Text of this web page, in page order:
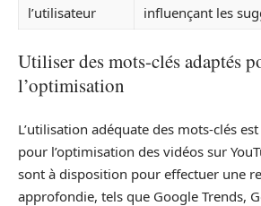
l’utilisateur
influençant les
Utiliser des mots-clés adaptés
l’optimisation
L’utilisation adéquate des mots-clés
pour l’optimisation des vidéos sur
sont à disposition pour effectuer une
approfondie, tels que Google Trends,